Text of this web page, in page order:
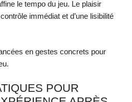
le tempo du jeu. Le plaisir
immédiat et d’une lisibilité
en gestes concrets pour
POUR